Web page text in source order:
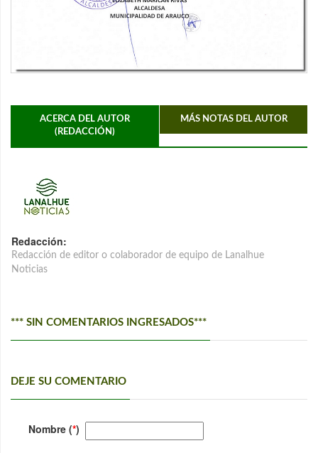
ACERCA DEL AUTOR
(REDACCIÓN)
MÁS NOTAS DEL AUTOR
Redacción:
Redacción de editor o colaborador de equipo de Lanalhue
Noticias
*** SIN COMENTARIOS INGRESADOS***
DEJE SU COMENTARIO
Nombre (*)